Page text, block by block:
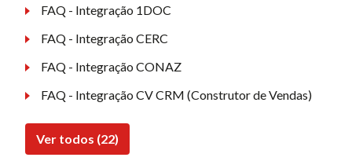
FAQ - Integração 1DOC
FAQ - Integração CERC
FAQ - Integração CONAZ
FAQ - Integração CV CRM (Construtor de Vendas)
Ver todos (22)